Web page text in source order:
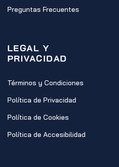
Preguntas Frecuentes
LEGAL Y
PRIVACIDAD
Términos y Condiciones
Política de Privacidad
Política de Cookies
Política de Accesibilidad